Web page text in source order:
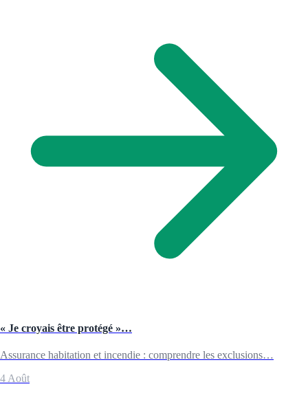
« Je croyais être protégé »…
Assurance habitation et incendie : comprendre les exclusions…
4 Août